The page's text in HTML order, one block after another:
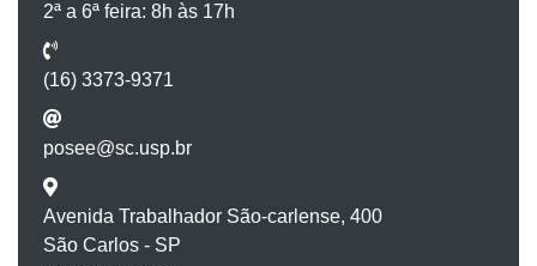
2ª a 6ª feira: 8h às 17h
(16) 3373-9371
posee@sc.usp.br
Avenida Trabalhador São-carlense, 400
São Carlos - SP